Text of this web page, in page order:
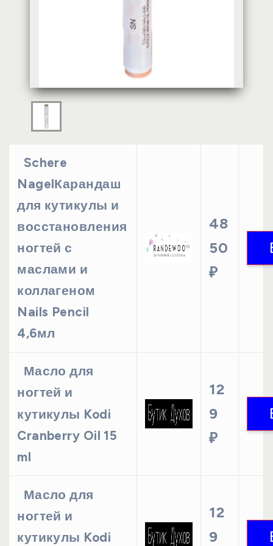
Schere
NagelКарандаш
для кутикулы и
восстановления
ногтей с
маслами и
коллагеном
Nails Pencil
4,6мл
48
50
₽
Масло для
ногтей и
кутикулы Kodi
Cranberry Oil 15
ml
12
9
₽
Масло для
ногтей и
кутикулы Kodi
12
9